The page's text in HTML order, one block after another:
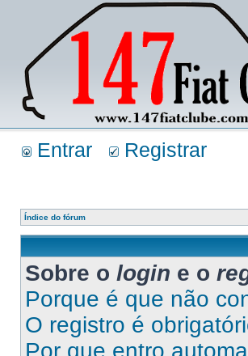
Entrar Registrar
Índice do fórum
Sobre o login e o
Porque é que não
O registro é
Por que entro